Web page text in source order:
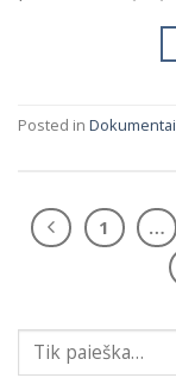
Posted in Dokumentai
1 …